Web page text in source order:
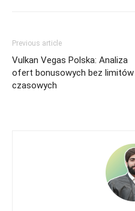
Previous article
Vulkan Vegas Polska: Analiza
ofert bonusowych bez limitów
czasowych